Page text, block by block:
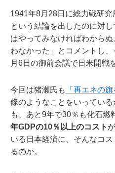
1941年8月28日に総力戦研究
という結論を出したのに対
はやってみなければわから
わなかった」とコメントし
月6日の御前会議で日米開戦
今回は猪瀬氏も 「再エネの
條のようなことをいってい
も、あと9年で30％も化石燃
年GDPの10％以上のコスト
いる日本経済に、そんなコ
るのか。